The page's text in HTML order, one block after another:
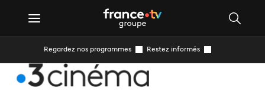
Regardez nos programmes Restez informés